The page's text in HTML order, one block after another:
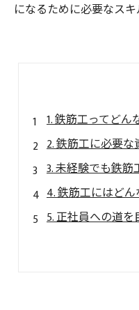
になるために必要なスキ
1. 鉄筋工ってどん
2. 鉄筋工に必要
3. 未経験でも鉄
4. 鉄筋工にはど
5. 正社員への道